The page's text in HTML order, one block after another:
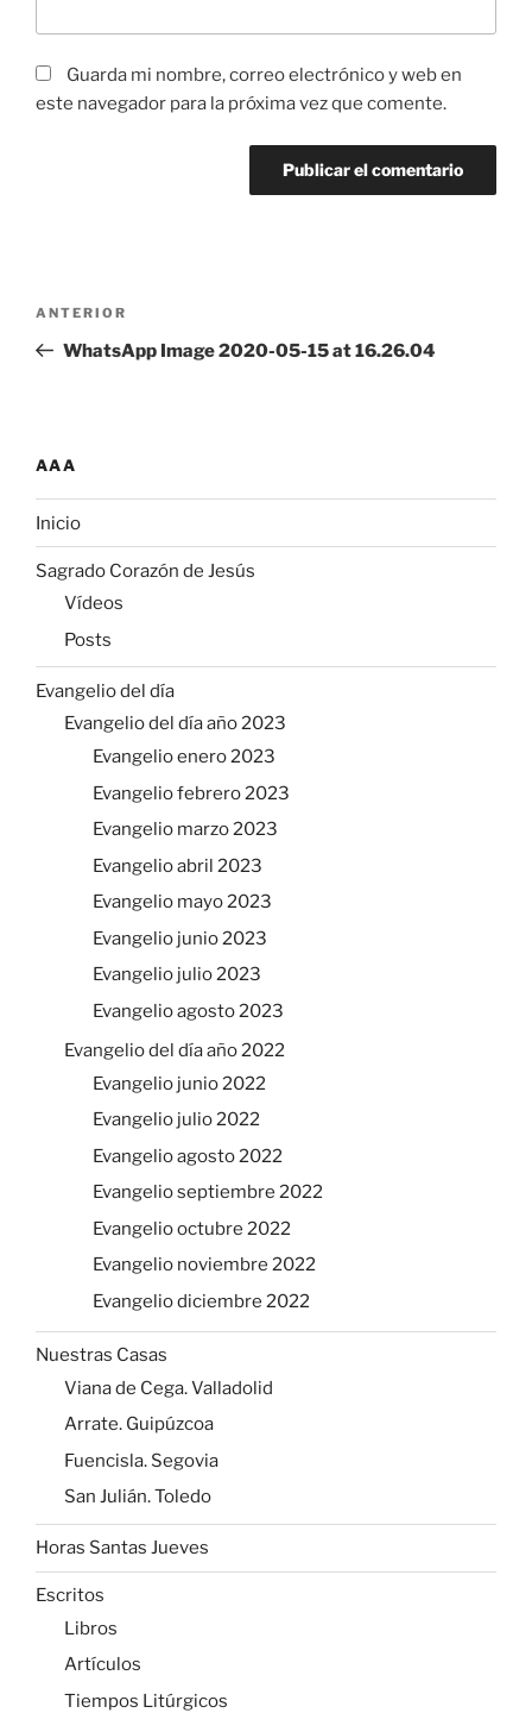
Guarda mi nombre, correo electrónico y web en
este navegador para la próxima vez que comente.
entradas
Entrada
anterior:
ANTERIOR
WhatsApp Image 2020-05-15 at 16.26.04
AAA
Inicio
Sagrado Corazón de Jesús
Vídeos
Posts
Evangelio del día
Evangelio del día año 2023
Evangelio enero 2023
Evangelio febrero 2023
Evangelio marzo 2023
Evangelio abril 2023
Evangelio mayo 2023
Evangelio junio 2023
Evangelio julio 2023
Evangelio agosto 2023
Evangelio del día año 2022
Evangelio junio 2022
Evangelio julio 2022
Evangelio agosto 2022
Evangelio septiembre 2022
Evangelio octubre 2022
Evangelio noviembre 2022
Evangelio diciembre 2022
Nuestras Casas
Viana de Cega. Valladolid
Arrate. Guipúzcoa
Fuencisla. Segovia
San Julián. Toledo
Horas Santas Jueves
Escritos
Libros
Artículos
Tiempos Litúrgicos